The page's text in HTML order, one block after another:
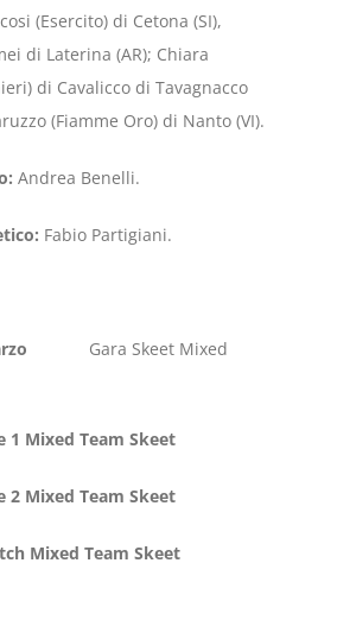
(Esercito) di Cetona (SI),
di Laterina (AR); Chiara
di Cavalicco di Tavagnacco
(Fiamme Oro) di Nanto (VI).
Andrea Benelli.
Fabio Partigiani.
Gara Skeet Mixed
1 Mixed Team Skeet
2 Mixed Team Skeet
Mixed Team Skeet